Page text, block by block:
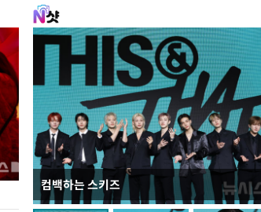
컴백하는 스키즈
지석천 뒤덮은 개구리밥